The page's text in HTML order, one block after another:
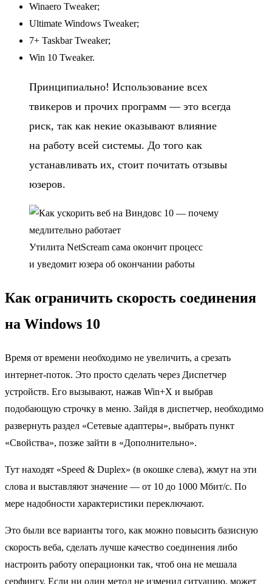
Winaero Tweaker;
Ultimate Windows Tweaker;
7+ Taskbar Tweaker;
Win 10 Tweaker.
Принципиально! Использование всех
твикеров и прочих программ — это всегда
риск, так как некие оказывают влияние
на работу всей системы. До того как
устанавливать их, стоит почитать отзывы
юзеров.
Утилита NetScream сама окончит процесс
и уведомит юзера об окончании работы
Как ограничить скорость соединения
на Windows 10
Время от времени необходимо не увеличить, а срезать
интернет-поток. Это просто сделать через Диспетчер
устройств. Его вызывают, нажав Win+X и выбрав
подобающую строчку в меню. Зайдя в диспетчер, необходимо
развернуть раздел «Сетевые адаптеры», выбрать пункт
«Свойства», позже зайти в «Дополнительно».
Тут находят «Speed & Duplex» (в окошке слева), жмут на эти
слова и выставляют значение — от 10 до 1000 Мбит/с. По
мере надобности характеристики переключают.
Это были все варианты того, как можно повысить базисную
скорость веба, сделать лучше качество соединения либо
настроить работу операционки так, чтоб она не мешала
серфингу. Если ни один метод не изменил ситуацию, может